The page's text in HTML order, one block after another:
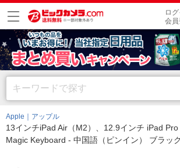
ロ
会
Apple｜アップル
13インチiPad Air（M2）、12.9インチ iPad
Magic Keyboard - 中国語（ピンイン） ブラッ